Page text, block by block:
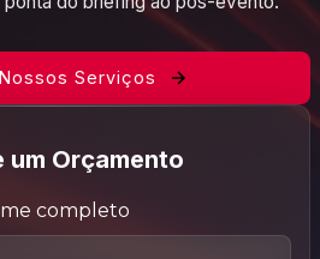
Serviços
um Orçamento
completo